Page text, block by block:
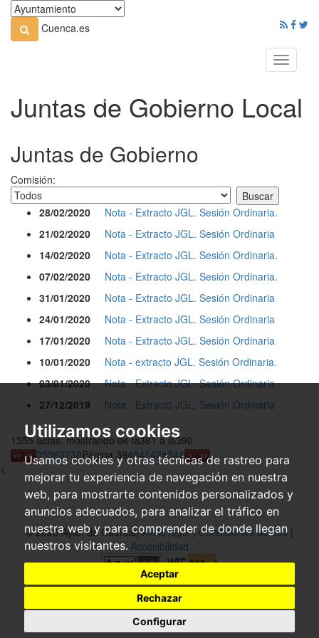
Utilizamos cookies
Usamos cookies y otras técnicas de rastreo para
mejorar tu experiencia de navegación en nuestra
web, para mostrarte contenidos personalizados y
anuncios adecuados, para analizar el tráfico en
nuestra web y para comprender de donde llegan
nuestros visitantes.
Aceptar
Rechazar
Configurar
Cuenca.es
Toggle
Juntas de Gobierno Local
Juntas de Gobierno
Comisión:
28/02/2020
Nota - Extracto JGL. Sesión Ordinaria.
21/02/2020
Nota - Extracto JGL. Sesión Ordinaria
14/02/2020
Nota - Extracto JGL. Sesión Ordinaria.
07/02/2020
Nota - Extracto JGL. Sesión Ordinaria.
31/01/2020
Nota - Extracto JGL. Sesión Ordinaria
24/01/2020
Nota - Extracto JGL. Sesión Ordinaria
17/01/2020
Nota - Extracto JGL. Sesión Ordinaria
10/01/2020
Nota - extracto JGL. Sesión Ordinaria.
03/01/2020
Nota - Extracto JGL. Sesión Ordinaria.
27/12/2019
Nota - Extracto JGL. Sesión Ordinaria
1355 actas, mostrando de la381 a la390
35363738Página 394041424344
<
© 2026 Ayto. de Cuenca|Aviso legal|Condiciones de uso |
Accesibilidad